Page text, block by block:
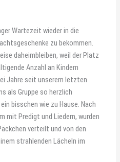
Wartezeit wieder in die
zu bekommen.
daheimbleiben, weil der Platz
Anzahl an Kindern
Jahre seit unserem letzten
als Gruppe so herzlich
bisschen wie zu Hause. Nach
mit Predigt und Liedern, wurden
verteilt und von den
strahlenden Lächeln im